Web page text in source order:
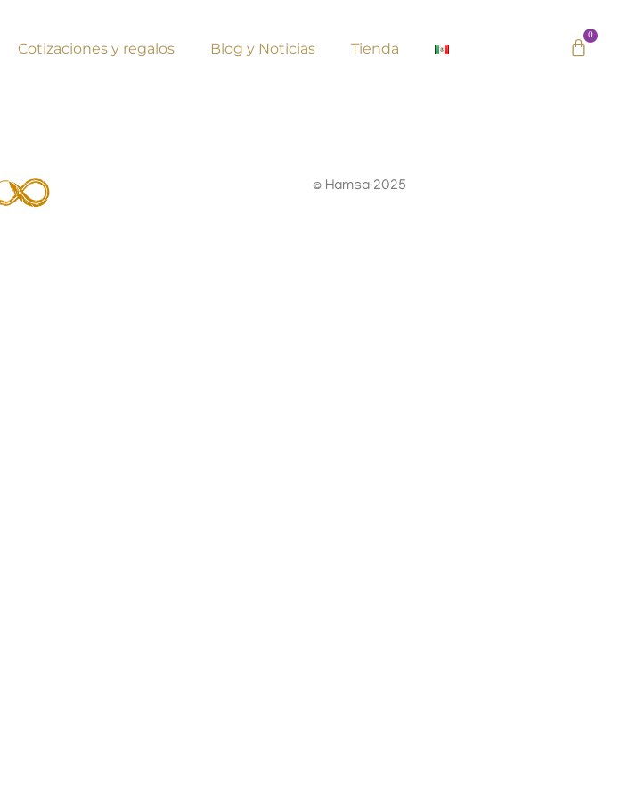
Cotizaciones y regalos Blog y Noticias Tienda
0
© Hamsa 2025